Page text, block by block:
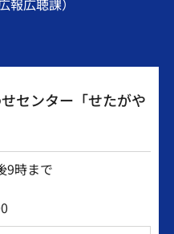
センター「せたがや
9時まで